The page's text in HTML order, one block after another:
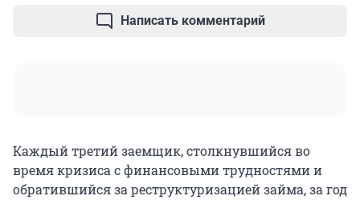
Написать комментарий
Каждый третий заемщик, столкнувшийся во
время кризиса с финансовыми трудностями и
обратившийся за реструктуризацией займа, за год